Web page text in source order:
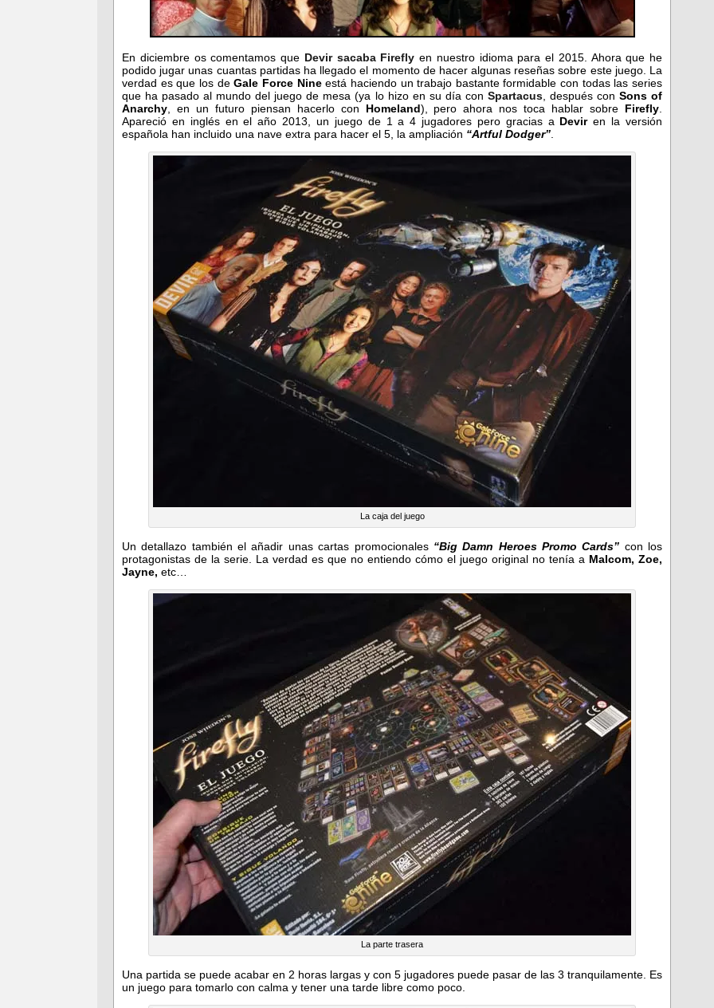
En diciembre os comentamos que Devir sacaba Firefly en nuestro idioma para el 2015. Ahora que he
podido jugar unas cuantas partidas ha llegado el momento de hacer algunas reseñas sobre este juego. La
verdad es que los deGale Force Nineestá haciendo un trabajo bastante formidable con todas las series
que ha pasado al mundo del juego de mesa (ya lo hizo en su día con Spartacus, después con Sons of
Anarchy , en un futuro piensan hacerlo con Homeland), pero ahora nos toca hablar sobre Firefly
Apareció en inglés en el año 2013, un juego de 1 a 4 jugadores pero gracias a Deviren la versión
española han incluido una nave extra para hacer el 5, la ampliación “Artful Dodger”
La caja del juego
Un detallazo también el añadir unas cartas promocionales “Big Damn Heroes Promo Cards” con los
protagonistas de la serie. La verdad es que no entiendo cómo el juego original no tenía a Malcom, Zoe,
Jayne, etc…
La parte trasera
Una partida se puede acabar en 2 horas largas y con 5 jugadores puede pasar de las 3 tranquilamente. Es
un juego para tomarlo con calma y tener una tarde libre como poco.